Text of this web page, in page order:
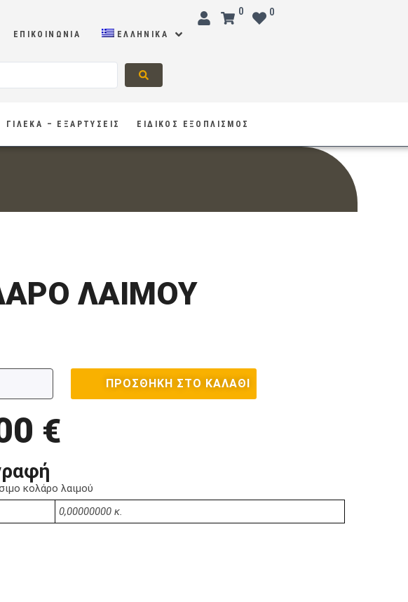
ΕΠΙΚΟΙΝΩΝΊΑ ΕΛΛΗΝΙΚΆ
0 0
ΓΙΛΕΚΑ – ΕΞΑΡΤΥΣΕΙΣ ΕΙΔΙΚΟΣ ΕΞΟΠΛΙΣΜΟΣ
ΛΑΙΜΟΥ
ΠΡΟΣΘΉΚΗ ΣΤΟ ΚΑΛΆΘΙ
€
κολάρο λαιμού
0,00000000 κ.